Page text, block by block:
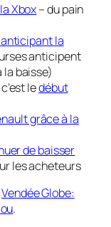
Xbox– du pain
la
anticipent
baisse)
ledébut
grâce à la
de baisser
les acheteurs
Vendée Globe:
.